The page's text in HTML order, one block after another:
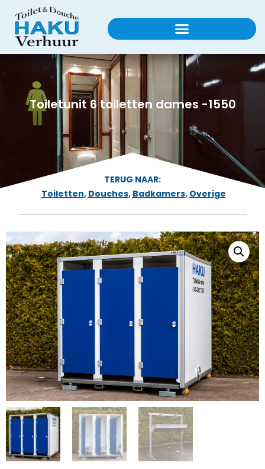
Toiletunit 6 toiletten dames -1550
TERUG NAAR:
Toiletten, Douches, Badkamers, Overige